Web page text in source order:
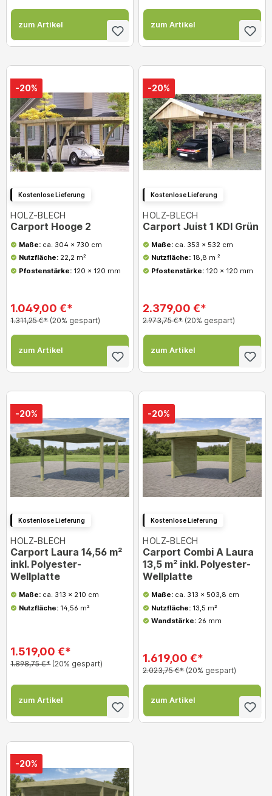
zum Artikel zum Artikel
-20%
Kostenlose Lieferung
HOLZ-BLECH
Carport Hooge 2
Maße: ca. 304 x 730 cm
Nutzfläche: 22,2 m²
Pfostenstärke: 120 x 120 mm
1.049,00 €*
1.311,25 €* (20% gespart)
zum Artikel
-20%
Kostenlose Lieferung
HOLZ-BLECH
Carport Juist 1 KDI Grün
Maße: ca. 353 x 532 cm
Nutzfläche: 18,8 m ²
Pfostenstärke: 120 x 120 mm
2.379,00 €*
2.973,75 €* (20% gespart)
zum Artikel
-20%
Kostenlose Lieferung
HOLZ-BLECH
Carport Laura 14,56 m²
inkl. Polyester-
Wellplatte
Maße: ca. 313 x 210 cm
Nutzfläche: 14,56 m²
1.519,00 €*
1.898,75 €* (20% gespart)
zum Artikel
-20%
Kostenlose Lieferung
HOLZ-BLECH
Carport Combi A Laura
13,5 m² inkl. Polyester-
Wellplatte
Maße: ca. 313 x 503,8 cm
Nutzfläche: 13,5 m²
Wandstärke:26 mm
1.619,00 €*
2.023,75 €* (20% gespart)
zum Artikel
-20%